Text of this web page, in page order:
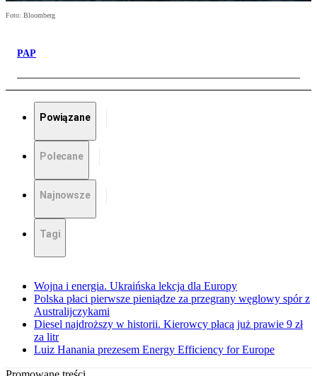
Foto: Bloomberg
PAP
Powiązane
Polecane
Najnowsze
Tagi
Wojna i energia. Ukraińska lekcja dla Europy
Polska płaci pierwsze pieniądze za przegrany węglowy spór z
Australijczykami
Diesel najdroższy w historii. Kierowcy płacą już prawie 9 zł
za litr
Luiz Hanania prezesem Energy Efficiency for Europe